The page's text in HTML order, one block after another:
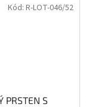
PRSTEN S
Kód:R-LOT-046/52